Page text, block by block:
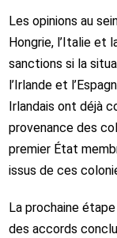
Les opinions au
Hongrie, l’Italie et
sanctions si la
l’Irlande et
Irlandais ont déjà
provenance des
premier État
issus de ces
La prochaine
des accords